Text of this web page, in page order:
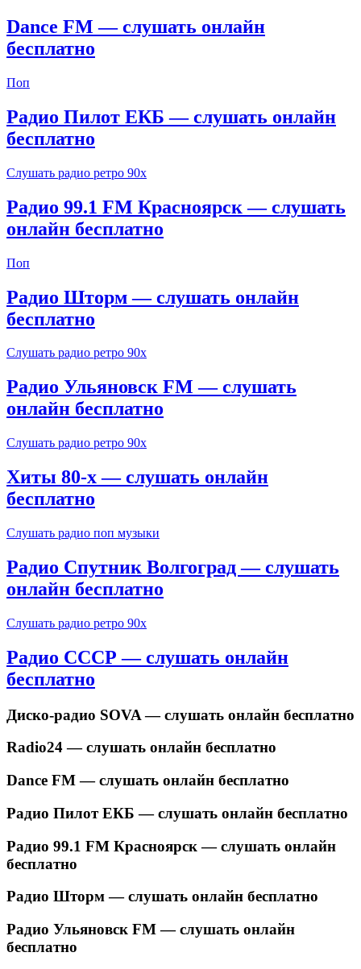
Dance FM — слушать онлайн
бесплатно
Поп
Радио Пилот ЕКБ — слушать онлайн
бесплатно
Слушать радио ретро 90х
Радио 99.1 FM Красноярск — слушать
онлайн бесплатно
Поп
Радио Шторм — слушать онлайн
бесплатно
Слушать радио ретро 90х
Радио Ульяновск FM — слушать
онлайн бесплатно
Слушать радио ретро 90х
Хиты 80-х — слушать онлайн
бесплатно
Слушать радио поп музыки
Радио Спутник Волгоград — слушать
онлайн бесплатно
Слушать радио ретро 90х
Радио СССР — слушать онлайн
бесплатно
Диско-радио SOVA — слушать онлайн бесплатно
Radio24 — слушать онлайн бесплатно
Dance FM — слушать онлайн бесплатно
Радио Пилот ЕКБ — слушать онлайн бесплатно
Радио 99.1 FM Красноярск — слушать онлайн
бесплатно
Радио Шторм — слушать онлайн бесплатно
Радио Ульяновск FM — слушать онлайн
бесплатно